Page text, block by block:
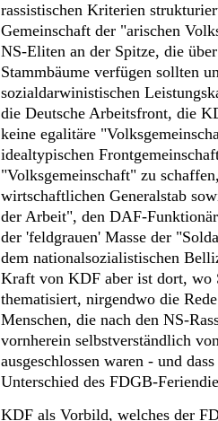
rassistischen Kriterien
Gemeinschaft der "arischen
NS-Eliten an der Spitze, die
Stammbäume verfügen sollten
sozialdarwinistischen
die Deutsche Arbeitsfront, die
keine egalitäre
idealtypischen
"Volksgemeinschaft" zu
wirtschaftlichen Generalstab
der Arbeit", den DAF-
der 'feldgrauen' Masse der
dem nationalsozialistischen
Kraft von KDF aber ist dort, wo
thematisiert, nirgendwo die
Menschen, die nach den NS-
vornherein selbstverständlich
ausgeschlossen waren - und
Unterschied des FDGB-
KDF als Vorbild, welches der